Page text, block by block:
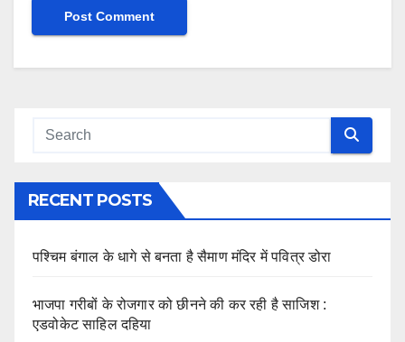
RECENT POSTS
पश्चिम बंगाल के धागे से बनता है सैमाण मंदिर में पवित्र डोरा
भाजपा गरीबों के रोजगार को छीनने की कर रही है साजिश :
एडवोकेट साहिल दहिया